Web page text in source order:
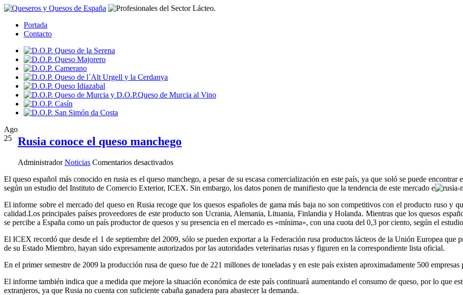
Portada
Contacto
Ago
25
Rusia conoce el queso manchego
Administrador Noticias Comentarios desactivadosen
conoce
el
manchego
El queso español más conocido en rusia es el queso manchego, a pesar de su escasa comercialización en este país, ya que soló se puede
según un estudio del Instituto de Comercio Exterior, ICEX. Sin embargo, los datos ponen de manifiesto que la tendencia de este mercado e
El informe sobre el mercado del queso en Rusia recoge que los quesos españoles de gama más baja no son competitivos con el producto ruso y
calidad.Los principales países proveedores de este producto son Ucrania, Alemania, Lituania, Finlandia y Holanda. Mientras que los quesos
se percibe a España como un país productor de quesos y su presencia en el mercado es «mínima», con una cuota del 0,3 por ciento, según el
El ICEX recordó que desde el 1 de septiembre del 2009, sólo se pueden exportar a la Federación rusa productos lácteos de la Unión Europea que
de su Estado Miembro, hayan sido expresamente autorizados por las autoridades veterinarias rusas y figuren en la correspondiente lista oficial.
En el primer semestre de 2009 la producción rusa de queso fue de 221 millones de toneladas y en este país existen aproximadamente 500
El informe también indica que a medida que mejore la situación económica de este país continuará aumentando el consumo de queso, por lo que
extranjeros, ya que Rusia no cuenta con suficiente cabaña ganadera para abastecer la demanda.